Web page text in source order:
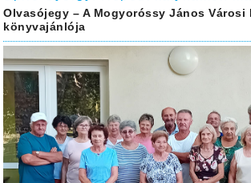
Olvasójegy – A Mogyoróssy János Városi
könyvajánlója